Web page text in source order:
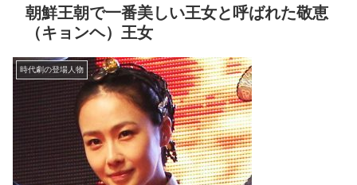
朝鮮王朝で一番美しい王女と呼ばれた敬恵
（キョンヘ）王女
時代劇の登場人物